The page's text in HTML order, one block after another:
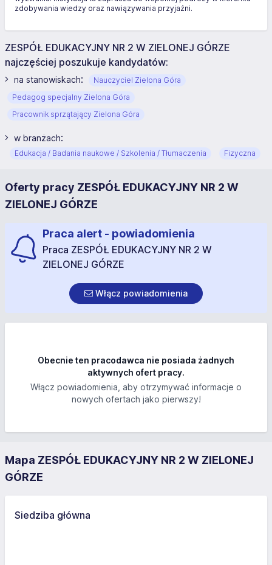
zdobywania wiedzy oraz nawiązywania przyjaźni.
ZESPÓŁ EDUKACYJNY NR 2 W ZIELONEJ GÓRZE
najczęściej poszukuje kandydatów:
na stanowiskach:
Nauczyciel Zielona Góra
Pedagog specjalny Zielona Góra
Pracownik sprzątający Zielona Góra
w branżach:
Edukacja / Badania naukowe / Szkolenia / Tłumaczenia Fizyczna
Oferty pracy ZESPÓŁ EDUKACYJNY NR 2 W
ZIELONEJ GÓRZE
Praca alert - powiadomienia
Praca ZESPÓŁ EDUKACYJNY NR 2 W
ZIELONEJ GÓRZE
Włącz powiadomienia
Obecnie ten pracodawca nie posiada żadnych
aktywnych ofert pracy.
Włącz powiadomienia, aby otrzymywać informacje o
nowych ofertach jako pierwszy!
Mapa ZESPÓŁ EDUKACYJNY NR 2 W ZIELONEJ
GÓRZE
Siedziba główna